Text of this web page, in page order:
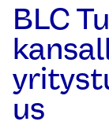
BLC
us